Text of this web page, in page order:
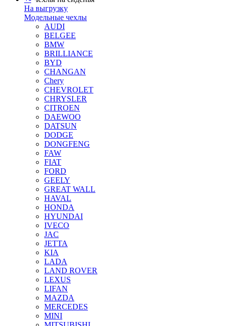
На выгрузку
Модельные чехлы
AUDI
BELGEE
BMW
BRILLIANCE
BYD
CHANGAN
Chery
CHEVROLET
CHRYSLER
CITROEN
DAEWOO
DATSUN
DODGE
DONGFENG
FAW
FIAT
FORD
GEELY
GREAT WALL
HAVAL
HONDA
HYUNDAI
IVECO
JAC
JETTA
KIA
LADA
LAND ROVER
LEXUS
LIFAN
MAZDA
MERCEDES
MINI